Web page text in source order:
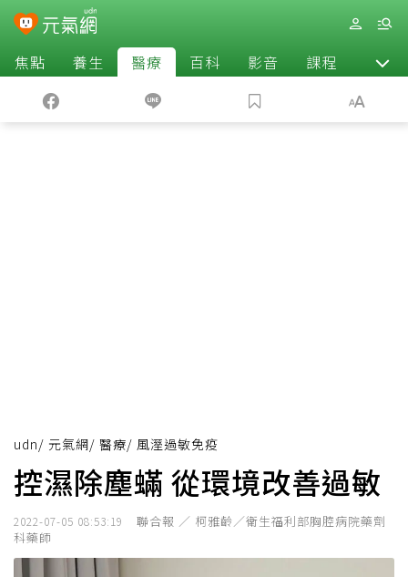
焦點 養生 醫療 百科 影音 課程 退休
udn/ 元氣網/ 醫療/ 風溼過敏免疫
控濕除塵蟎 從環境改善過敏
2022-07-05 08:53:19
聯合報 ／ 柯雅齡／衛生福利部胸腔病院藥劑
科藥師